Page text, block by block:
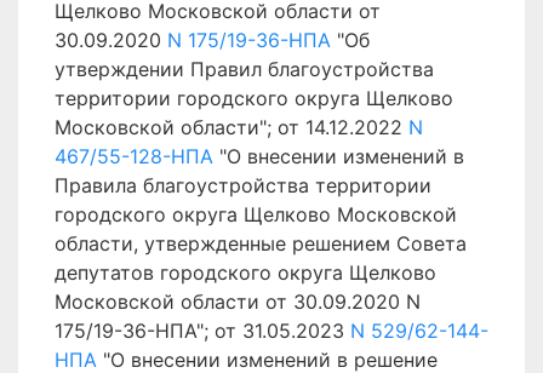
Щелково Московской области от
30.09.2020 N 175/19-36-НПА "Об
утверждении Правил благоустройства
территории городского округа Щелково
Московской области"; от 14.12.2022 N
467/55-128-НПА "О внесении изменений в
Правила благоустройства территории
городского округа Щелково Московской
области, утвержденные решением Совета
депутатов городского округа Щелково
Московской области от 30.09.2020 N
175/19-36-НПА"; от 31.05.2023 N 529/62-144-
НПА "О внесении изменений в решение